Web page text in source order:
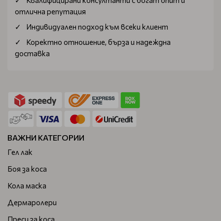
отлична репутация
Индивидуален подход към всеки клиент
Коректно отношение, бърза и надеждна
доставка
ВАЖНИ КАТЕГОРИИ
Гел лак
Боя за коса
Кола маска
Дермаролери
Преси за коса